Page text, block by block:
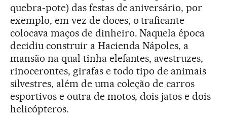
quebra-pote) das festas de aniversário, por
exemplo, em vez de doces, o traficante
colocava maços de dinheiro. Naquela época
decidiu construir a Hacienda Nápoles, a
mansão na qual tinha elefantes, avestruzes,
rinocerontes, girafas e todo tipo de animais
silvestres, além de uma coleção de carros
esportivos e outra de motos, dois jatos e dois
helicópteros.